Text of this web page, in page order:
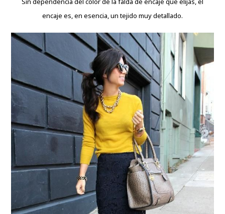
encaje es, en esencia, un tejido muy detallado.